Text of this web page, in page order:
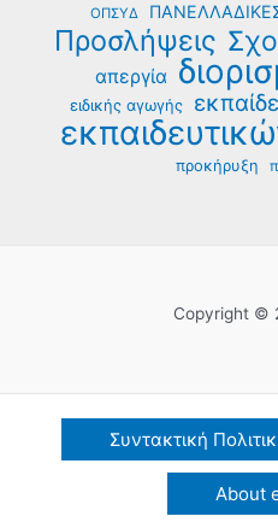
ΟΠΣΥΔ
Προσλήψεις
απεργία
ειδικής αγωγής
προκήρυξη
Copyright ©
Συντακτική
About